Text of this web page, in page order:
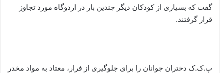
گفت که بسیاری از کودکان دیگر چندین بار در اردوگاه مورد تجاوز
قرار گرفتند.
پ.ک.ک دختران جوانان را برای جلوگیری از فرار، معتاد به مواد مخدر